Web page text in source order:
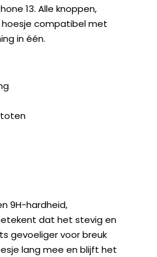
13. Alle knoppen,
hoesje compatibel met
in één.
9H-hardheid,
dat het stevig en
gevoeliger voor breuk
lang mee en blijft het